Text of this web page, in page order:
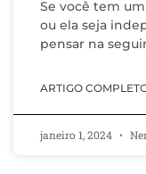
Se você tem
ou ela seja
pensar na
ARTIGO
janeiro 1, 2024